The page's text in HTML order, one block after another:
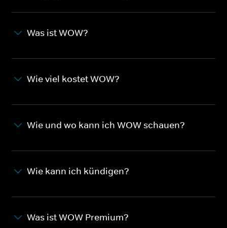
Was ist WOW?
Wie viel kostet WOW?
Wie und wo kann ich WOW schauen?
Wie kann ich kündigen?
Was ist WOW Premium?